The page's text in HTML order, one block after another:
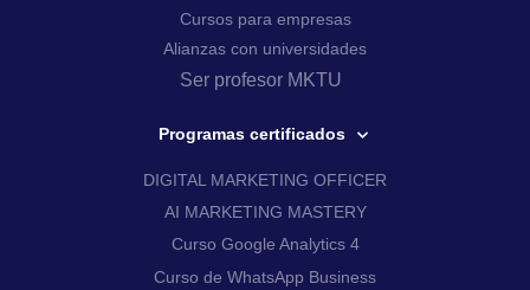
Cursos para empresas
Alianzas con universidades
Ser profesor MKTU
Programas certificados
DIGITAL MARKETING OFFICER
AI MARKETING MASTERY
Curso Google Analytics 4
Curso de WhatsApp Business